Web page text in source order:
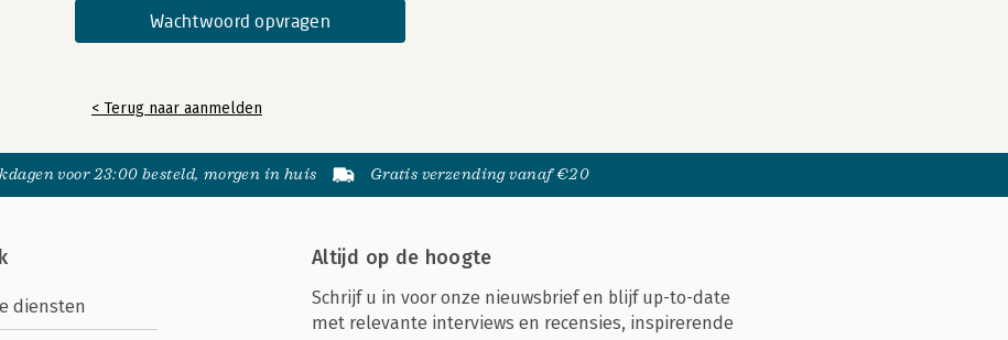
< Terug naar aanmelden
voor 23:00 besteld, morgen in huis Gratis verzending vanaf €20
diensten
Altijd op de hoogte
Schrijf u in voor onze nieuwsbrief en blijf up-to-date
met relevante interviews en recensies, inspirerende